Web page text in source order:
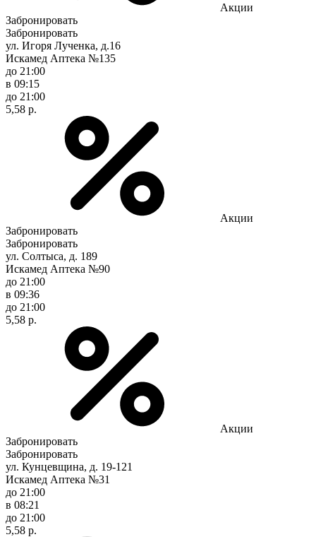
Акции
Забронировать
Забронировать
ул. Игоря Лученка, д.16
Искамед Аптека №135
до 21:00
в 09:15
до 21:00
5,58 р.
Акции
Забронировать
Забронировать
ул. Солтыса, д. 189
Искамед Аптека №90
до 21:00
в 09:36
до 21:00
5,58 р.
Акции
Забронировать
Забронировать
ул. Кунцевщина, д. 19-121
Искамед Аптека №31
до 21:00
в 08:21
до 21:00
5,58 р.